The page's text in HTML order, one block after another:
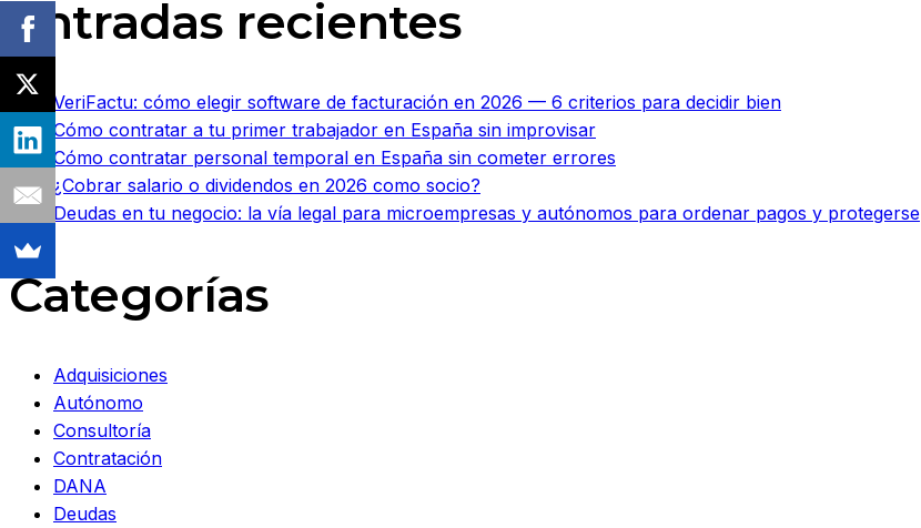
Entradas recientes
VeriFactu: cómo elegir software de facturación en 2026 — 6 criterios para decidir bien
Cómo contratar a tu primer trabajador en España sin improvisar
Cómo contratar personal temporal en España sin cometer errores
¿Cobrar salario o dividendos en 2026 como socio?
Deudas en tu negocio: la vía legal para microempresas y autónomos para ordenar pagos y protegerse
Categorías
Adquisiciones
Autónomo
Consultoría
Contratación
DANA
Deudas